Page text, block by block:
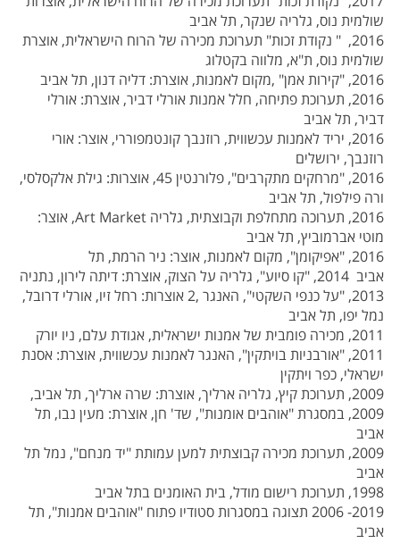
שולמית נוס, גלריה שנקר, תל אביב
2016, " נקודת זכות" תערוכת מכירה של הרוח הישראלית, אוצרת
שולמית נוס, ת"א, מלווה בקטלוג
2016, "קירות אמן" ,מקום לאמנות, אוצרת: דליה דנון, תל אביב
2016, תערוכת פתיחה, חלל אמנות אורלי דביר, אוצרת: אורלי
דביר, תל אביב
2016, יריד לאמנות עכשווית, רוזנבך קונטמפוררי, אוצר: אורי
רוזנבך, ירושלים
2016, "מרחקים מתקרבים", פלורנטין 45, אוצרות: גילת אלקסלסי,
ורה פילפול, תל אביב
2016, תערוכה מתחלפת וקבוצתית, גלריה
Art Market, אוצר:
מוטי אברמוביץ, תל אביב
2016, "אפיקומן", מקום לאמנות, אוצר: ניר הרמת, תל
אביב 2014, "קו סיוע", גלריה על הצוק, אוצרת: דיתה לירון, נתניה
2013, "על כנפי השקטי", האנגר ,2 אוצרות: רחל זיו, אורלי דרובל,
נמל יפו, תל אביב
2011, מכירה פומבית של אמנות ישראלית, אגודת עלם, ניו יורק
2011, "אורבניות בויתקין", האנגר לאמנות עכשווית, אוצרת: אסנת
ישראלי, כפר ויתקין
2009, תערוכת קיץ, גלריה ארליך, אוצרת: שרה ארליך, תל אביב,
2009, במסגרת "אוהבים אומנות", שד' חן, אוצרת: מעין נבו, תל
אביב
2009, תערוכת מכירה קבוצתית למען עמותת "יד מנחם", נמל תל
אביב
1998, תערוכת רישום מודל, בית האומנים בתל אביב
2019- 2006 תצוגה במסגרות סטודיו פתוח "אוהבים אמנות", תל
אביב